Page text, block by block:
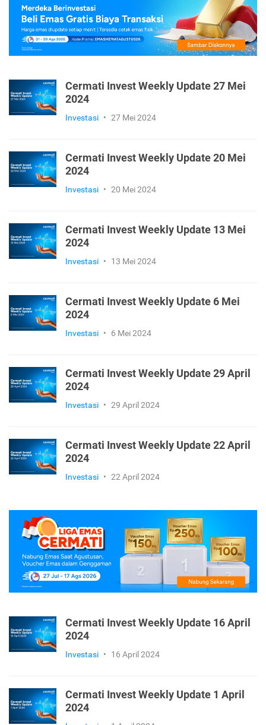
Cermati Invest Weekly Update 27 Mei
2024
Investasi • 27 Mei 2024
Cermati Invest Weekly Update 20 Mei
2024
Investasi • 20 Mei 2024
Cermati Invest Weekly Update 13 Mei
2024
Investasi • 13 Mei 2024
Cermati Invest Weekly Update 6 Mei
2024
Investasi • 6 Mei 2024
Cermati Invest Weekly Update 29 April
2024
Investasi • 29 April 2024
Cermati Invest Weekly Update 22 April
2024
Investasi • 22 April 2024
Cermati Invest Weekly Update 16 April
2024
Investasi • 16 April 2024
Cermati Invest Weekly Update 1 April
2024